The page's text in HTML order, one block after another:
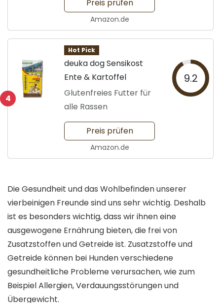
Preis prüfen
Amazon.de
4
Hot Pick
deuka dog Sensikost
Ente & Kartoffel
Glutenfreies Futter für
alle Rassen
9.2
Preis prüfen
Amazon.de
Die Gesundheit und das Wohlbefinden unserer
vierbeinigen Freunde sind uns sehr wichtig. Deshalb
ist es besonders wichtig, dass wir ihnen eine
ausgewogene Ernährung bieten, die frei von
Zusatzstoffen und Getreide ist. Zusatzstoffe und
Getreide können bei Hunden verschiedene
gesundheitliche Probleme verursachen, wie zum
Beispiel Allergien, Verdauungsstörungen und
Übergewicht.